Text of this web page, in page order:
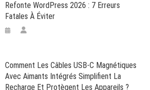
Refonte WordPress 2026 : 7 Erreurs
Fatales À Éviter
Comment Les Câbles USB-C Magnétiques
Avec Aimants Intégrés Simplifient La
Recharge Et Protègent Les Appareils ?